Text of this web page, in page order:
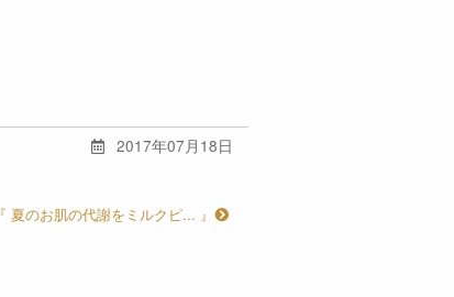
2017年07月18日
『 夏のお肌の代謝をミルクピ... 』